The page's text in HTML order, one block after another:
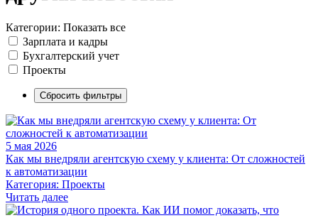
Категории: Показать все
Зарплата и кадры
Бухгалтерский учет
Проекты
Сбросить фильтры
5 мая 2026
Как мы внедряли агентскую схему у клиента: От сложностей
к автоматизации
Категория: Проекты
Читать далее